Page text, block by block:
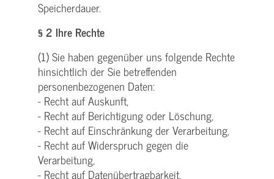
Speicherdauer.
§ 2 Ihre Rechte
(1) Sie haben gegenüber uns folgende Rechte
hinsichtlich der Sie betreffenden
personenbezogenen Daten:
- Recht auf Auskunft,
- Recht auf Berichtigung oder Löschung,
- Recht auf Einschränkung der Verarbeitung,
- Recht auf Widerspruch gegen die
Verarbeitung,
- Recht auf Datenübertragbarkeit.